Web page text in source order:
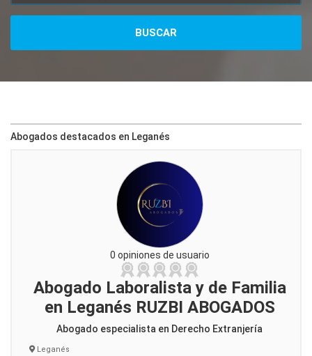
Abogados destacados en Leganés
0 opiniones de usuario
Abogado Laboralista y de Familia
en Leganés RUZBI ABOGADOS
Abogado especialista en Derecho Extranjería
Leganés